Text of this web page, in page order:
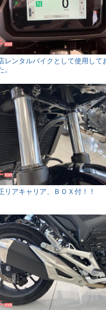
レンタルバイクとして使用して
。
リアキャリア、ＢＯＸ付！！